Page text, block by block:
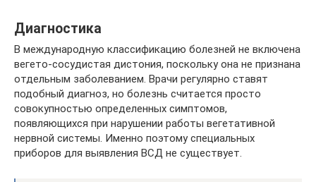
Диагностика
В международную классификацию болезней не включена
вегето-сосудистая дистония, поскольку она не признана
отдельным заболеванием. Врачи регулярно ставят
подобный диагноз, но болезнь считается просто
совокупностью определенных симптомов,
появляющихся при нарушении работы вегетативной
нервной системы. Именно поэтому специальных
приборов для выявления ВСД не существует.